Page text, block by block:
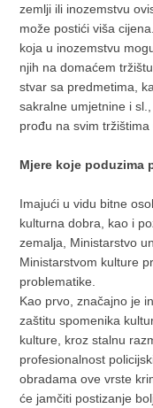
zemlji ili inozemstvu
može postići viša
koja u inozemstvu
njih na domaćem
stvar sa predmetima,
sakralne umjetnine i
prođu na svim
Mjere koje poduzima
Imajući u vidu bitne
kulturna dobra, kao i
zemalja, Ministarstvo
Ministarstvom kulture
problematike.
Kao prvo, značajno je
zaštitu spomenika
kulture, kroz stalnu
profesionalnost
obradama ove vrste
će jamčiti postizanje